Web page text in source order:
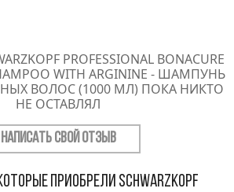
PROFESSIONAL BONACURE
WITH ARGININE - ШАМПУНЬ
ВОЛОС (1000 МЛ) ПОКА НИКТО
НЕ ОСТАВЛЯЛ
НАПИСАТЬ СВОЙ ОТЗЫВ
приобрели Schwarzkopf